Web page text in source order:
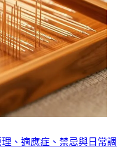
、適應症、禁忌與日常調